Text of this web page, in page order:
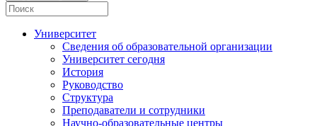
Университет
Сведения об образовательной организации
Университет сегодня
История
Руководство
Структура
Преподаватели и сотрудники
Научно-образовательные центры